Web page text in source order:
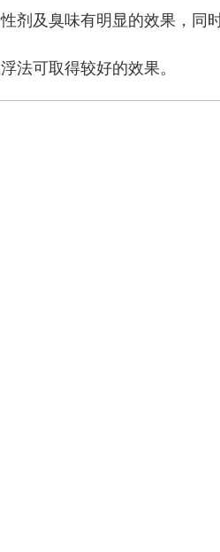
剂及臭味有明显的效果，同
法可取得较好的效果。